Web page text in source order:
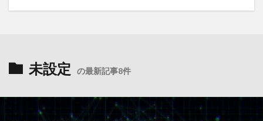
未設定 の最新記事8件